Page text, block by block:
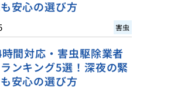
安心の選び方
害虫
間対応・害虫駆除業者
ンキング5選！深夜の緊
安心の選び方